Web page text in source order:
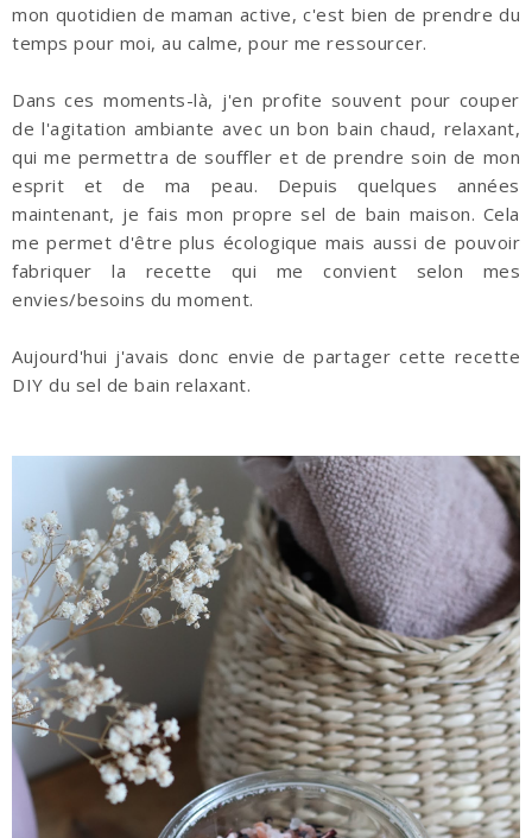
mon quotidien de maman active, c'est bien de prendre du
temps pour moi, au calme, pour me ressourcer.
Dans ces moments-là, j'en profite souvent pour couper
de l'agitation ambiante avec un bon bain chaud, relaxant,
qui me permettra de souffler et de prendre soin de mon
esprit et de ma peau. Depuis quelques années
maintenant, je fais mon propre sel de bain maison. Cela
me permet d'être plus écologique mais aussi de pouvoir
fabriquer la recette qui me convient selon mes
envies/besoins du moment.
Aujourd'hui j'avais donc envie de partager cette recette
DIY du sel de bain relaxant.